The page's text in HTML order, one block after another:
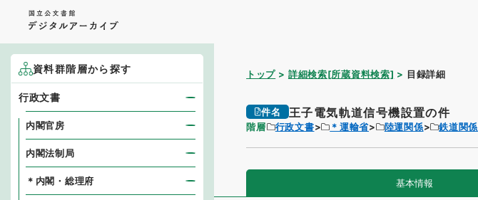
トップ 詳細検索[所蔵資料検索] 目録詳細
件名 王子電気軌道信号機設置の件
階層 行政文書 ＊運輸省 陸運関係 鉄道関係
基本情報
資料群階層から探す
行政文書
内閣官房
内閣法制局
＊内閣・総理府